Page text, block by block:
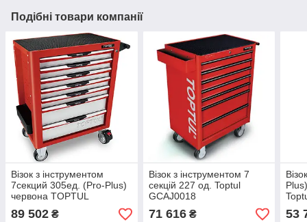
Подібні товари компанії
Візок з інструментом
7секций 305ед. (Pro-Plus)
червона TOPTUL
GCAJ305H
89 502 ₴
Візок з інструментом 7
секцій 227 од. Toptul
GCAJ0018
71 616₴ 53